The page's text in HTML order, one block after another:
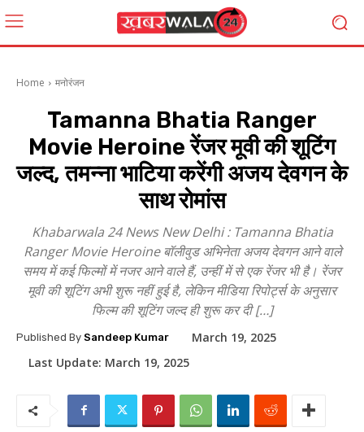
Home मनोरंजन
Tamanna Bhatia Ranger
Movie Heroine रेंजर मूवी की शूटिंग
जल्द, तमन्ना भाटिया करेंगी अजय देवगन के
साथ रोमांस
Khabarwala 24 News New Delhi : Tamanna Bhatia
Ranger Movie Heroine बॉलीवुड अभिनेता अजय देवगन आने वाले
समय में कई फिल्मों में नजर आने वाले हैं, उन्हीं में से एक रेंजर भी है। रेंजर
मूवी की शूटिंग अभी शुरू नहीं हुई है, लेकिन मीडिया रिपोर्ट्स के अनुसार
फिल्म की शूटिंग जल्द ही शुरू कर दी […]
Published By Sandeep Kumar
March 19, 2025
Last Update: March 19, 2025